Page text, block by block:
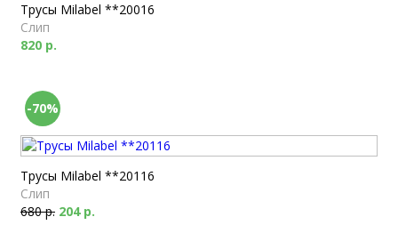
Трусы Milabel **20016
Слип
820 р.
-70%
Трусы Milabel **20116
Слип
680 р. 204 р.